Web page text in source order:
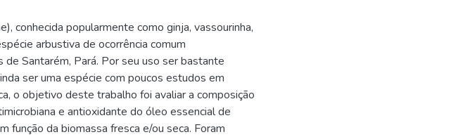
conhecida popularmente como ginja, vassourinha,
arbustiva de ocorrência comum
de Santarém, Pará. Por seu uso ser bastante
ser uma espécie com poucos estudos em
o objetivo deste trabalho foi avaliar a composição
e antioxidante do óleo essencial de
função da biomassa fresca e/ou seca. Foram